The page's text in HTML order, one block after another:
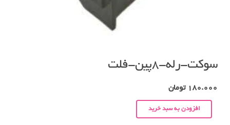
سوکت-رله-۸پین-فلت
180.000 تومان
افزودن به سبد خرید